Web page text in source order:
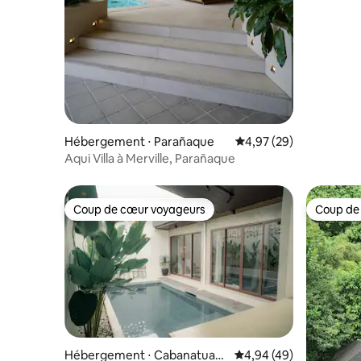
Hébergement ⋅ Parañaque Évaluation moyenne
4,97 (29)
Aqui Villa à Merville, Parañaque
Coup de cœur voyageurs
Coup de cœur voyageurs
Hébergement ⋅ Cabanatuan
Évaluation moyenne
4,94 (49)
Coup
Coup